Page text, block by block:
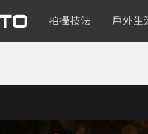
拍攝技法 戶外生